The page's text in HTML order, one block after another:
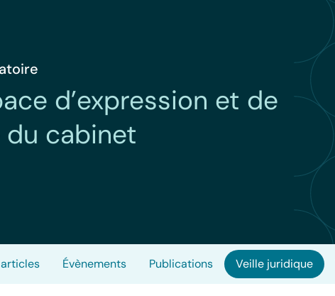
d’expression et de
du cabinet
Évènements Publications Veille juridique